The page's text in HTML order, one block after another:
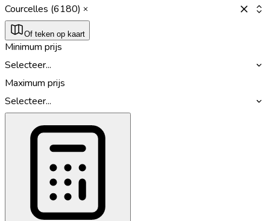
Courcelles (6180)
Of teken op kaart
Minimum prijs
Selecteer...
Maximum prijs
Selecteer...